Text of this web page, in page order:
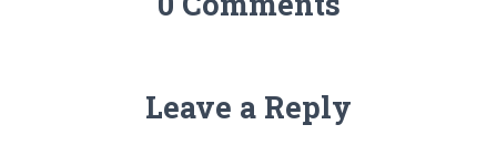
Leave a Reply